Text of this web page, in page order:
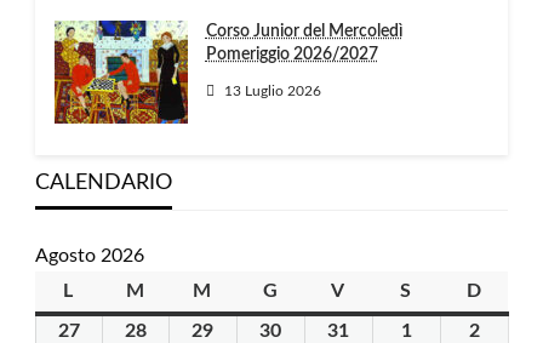
Corso Junior del Mercoledì
Pomeriggio 2026/2027
13 Luglio 2026
CALENDARIO
Agosto 2026
L
M martedì
M mercoledì
G giovedìV venerdì
S D
2727
2828
29 30 31 11
22